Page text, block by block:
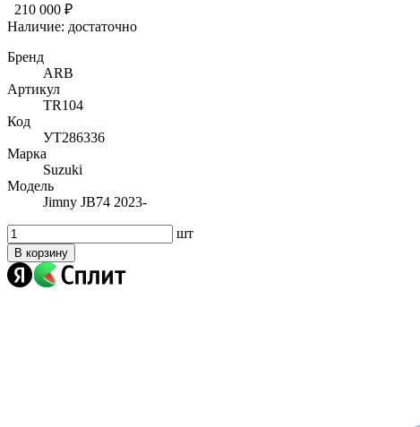
210 000 ₽
Наличие: достаточно
Бренд
ARB
Артикул
TR104
Код
УТ286336
Марка
Suzuki
Модель
Jimny JB74 2023-
шт
В корзину